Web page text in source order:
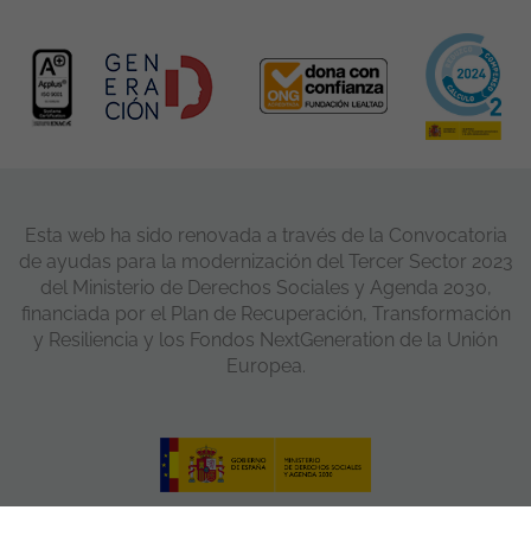
Esta web ha sido renovada a través de la Convocatoria
de ayudas para la modernización del Tercer Sector 2023
del Ministerio de Derechos Sociales y Agenda 2030,
financiada por el Plan de Recuperación, Transformación
y Resiliencia y los Fondos NextGeneration de la Unión
Europea.